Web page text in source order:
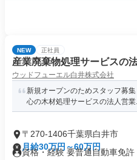
NEW 正社員
産業廃棄物処理サービスの
ウッドフューエル白井株式会社
新規オープンのためスタッフ募
心の木材処理サービスの法人営業
〒270-1406千葉県白井市
月給30万円～60万円
資格・経験 要普通自動車免